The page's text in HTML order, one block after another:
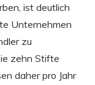
ist deutlich
Unternehmen
zu
zehn Stifte
daher pro Jahr